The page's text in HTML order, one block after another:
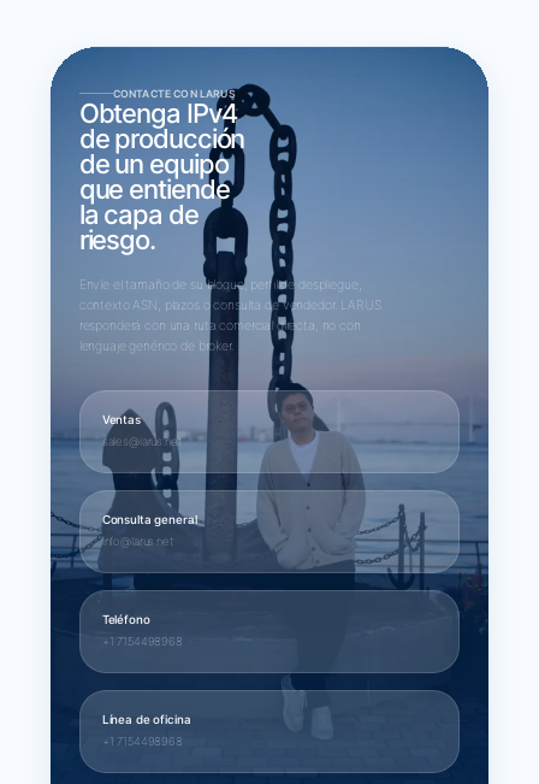
CONTACTE CON LARUS
Obtenga IPv4
de producción
de un equipo
que entiende
la capa de
riesgo.
Envíe el tamaño de su bloque, perfil de despliegue,
contexto ASN, plazos o consulta de vendedor. LARUS
responderá con una ruta comercial directa, no con
lenguaje genérico de broker.
Ventas
sales@larus.net
Consulta general
info@larus.net
Teléfono
+1 7154498968
Línea de oficina
+1 7154498968